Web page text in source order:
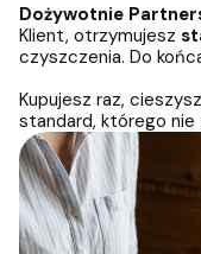
Dożywotnie
Klient, otrzymujesz
czyszczenia. Do
Kupujesz raz,
standard, którego nie